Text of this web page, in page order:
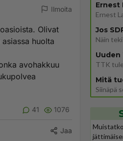
Ilmoita
Olivat
huolta
avohakkuu
41 1076
Jaa